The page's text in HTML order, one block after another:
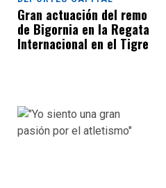
Gran actuación del remo
de Bigornia en la Regata
Internacional en el Tigre